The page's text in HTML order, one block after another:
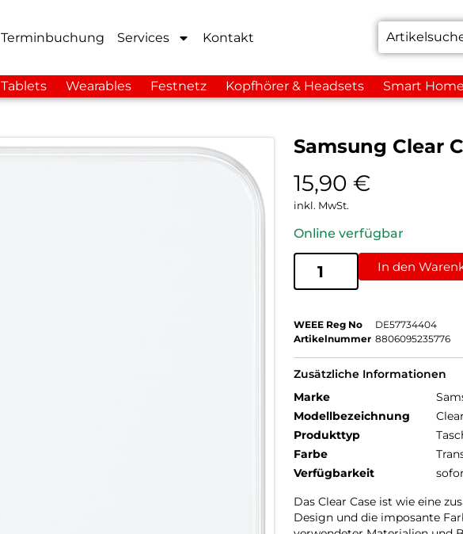
Terminbuchung Services Kontakt
Tablets Wearables Festnetz Kopfhörer & Headsets Smart
Samsung Clear
15,90 €
inkl. MwSt.
Online verfügbar
In den
WEEE Reg No
DE57734404
Artikelnummer 8806095235776
Zusätzliche Informationen
Marke
Modellbezeichnung
Produkttyp
Farbe
Verfügbarkeit
Das Clear Case ist wie eine
Design und die imposante